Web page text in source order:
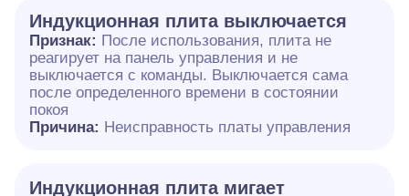
Индукционная плита выключается
Признак: После использования, плита не
реагирует на панель управления и не
выключается с команды. Выключается сама
после определенного времени в состоянии
покоя
Причина: Неисправность платы управления
Индукционная плита мигает